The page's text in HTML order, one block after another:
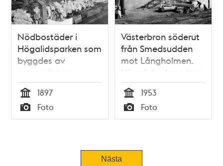
Nödbostäder i
Högalidsparken som
byggdes av
sotarmästare
Rossander 1897
Tid
1897
Typ
Foto
Västerbron söderut
från Smedsudden
mot Långholmen.
Högalidkyrkans torn
i fonden
Tid
1953
Typ
Foto
Nästa